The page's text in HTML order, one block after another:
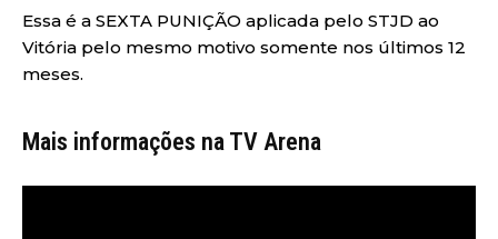
Essa é a SEXTA PUNIÇÃO aplicada pelo STJD ao
Vitória pelo mesmo motivo somente nos últimos 12
meses.
Mais informações na TV Arena